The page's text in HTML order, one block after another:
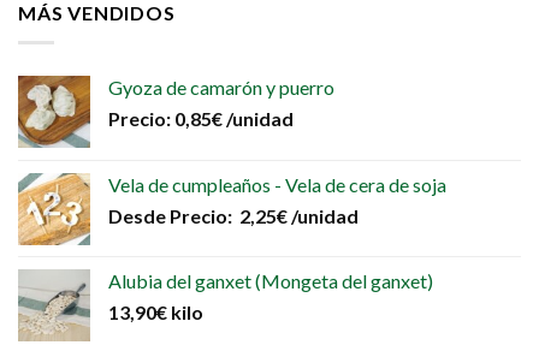
MÁS VENDIDOS
Gyoza de camarón y puerro
Precio: 0,85€ /unidad
Vela de cumpleaños - Vela de cera de soja
Desde Precio: 2,25€ /unidad
Alubia del ganxet (Mongeta del ganxet)
13,90€ kilo